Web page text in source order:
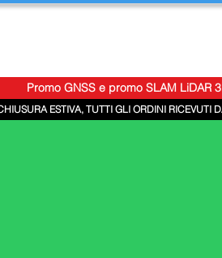
Promo GNSS e promo SLAM LiDAR
ESTIVA, TUTTI GLI ORDINI RICEVUTI